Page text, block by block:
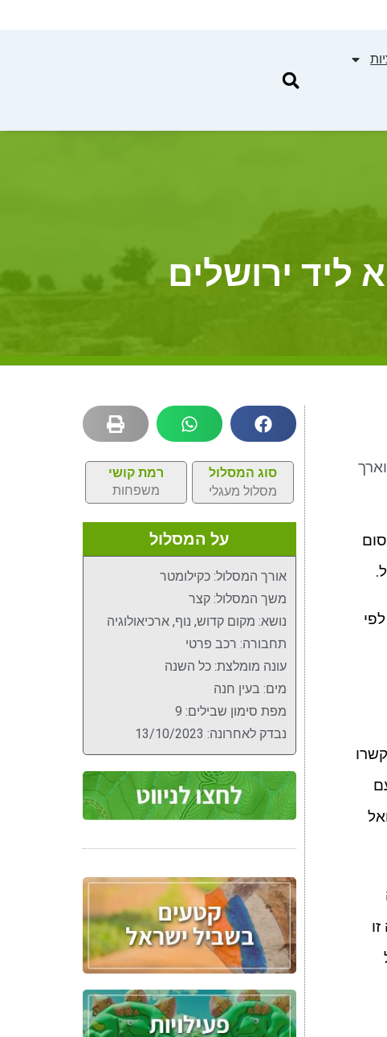
ליד ירושלים
ויפנו ימינה לפי
סוג המסלול
מסלול מעגלי
רמת קושי
משפחות
על המסלול
אורך המסלול: כקילומטר
משך המסלול: קצר
נושא: מקום קדוש, נוף, ארכיאולוגיה
תחבורה: רכב פרטי
עונה מומלצת: כל השנה
מים: בעין חנה
מפת סימון שבילים: 9
נבדק לאחרונה: 13/10/2023